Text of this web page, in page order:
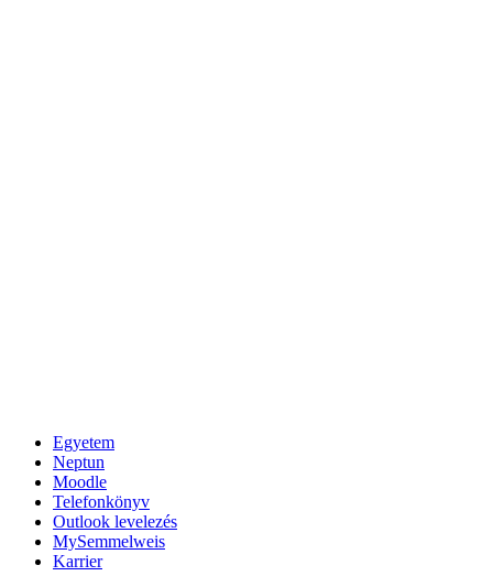
Egyetem
Neptun
Moodle
Telefonkönyv
Outlook levelezés
MySemmelweis
Karrier